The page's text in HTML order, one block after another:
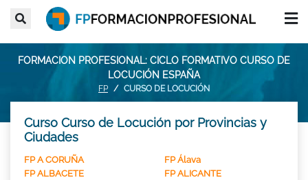
FORMACION PROFESIONAL: CICLO FORMATIVO CURSO DE
LOCUCIÓN ESPAÑA
FP CURSO DE LOCUCIÓN
Curso Curso de Locución por Provincias y
Ciudades
FP A CORUÑA
FP Álava
FP ALBACETE
FP ALICANTE